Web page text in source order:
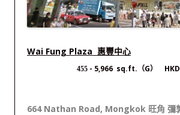
Wai Fung Plaza 惠豐中心
455 - 5,966 sq.ft.（G） HKD
664 Nathan Road, Mongkok 旺角 彌